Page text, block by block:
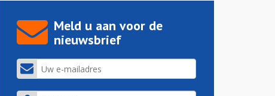
Meld u aan voor de
nieuwsbrief